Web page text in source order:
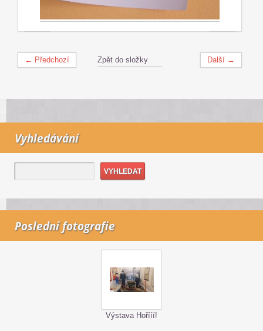
← Předchozí Další →
Zpět do složky
Vyhledávání
Poslední fotografie
Výstava Hořííí!